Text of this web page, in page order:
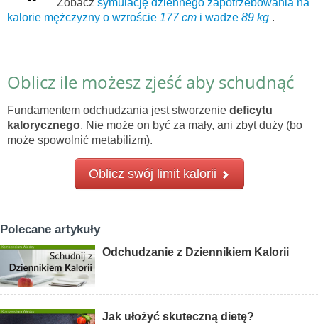
Zobacz symulację dziennego zapotrzebowania na
kalorie mężczyzny o wzroście 177 cm i wadze 89 kg .
Oblicz ile możesz zjeść aby schudnąć
Fundamentem odchudzania jest stworzenie deficytu
kalorycznego. Nie może on być za mały, ani zbyt duży (bo
może spowolnić metabilizm).
Oblicz swój limit kalorii
Polecane artykuły
Odchudzanie z Dziennikiem Kalorii
Jak ułożyć skuteczną dietę?